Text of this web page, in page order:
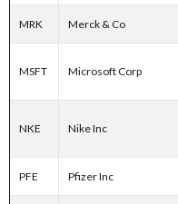
MRK Merck & Co
MSFT Microsoft Corp
NKE Nike Inc
PFE Pfizer Inc